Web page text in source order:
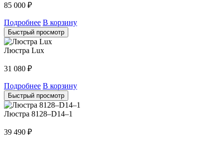
85 000 ₽
Подробнее В корзину
Быстрый просмотр
Люстра Lux
31 080 ₽
Подробнее В корзину
Быстрый просмотр
Люстра 8128–D14–1
39 490 ₽